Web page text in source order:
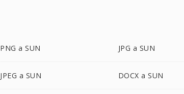
PNG a SUN JPG a SUN
JPEG a SUN DOCX a SUN